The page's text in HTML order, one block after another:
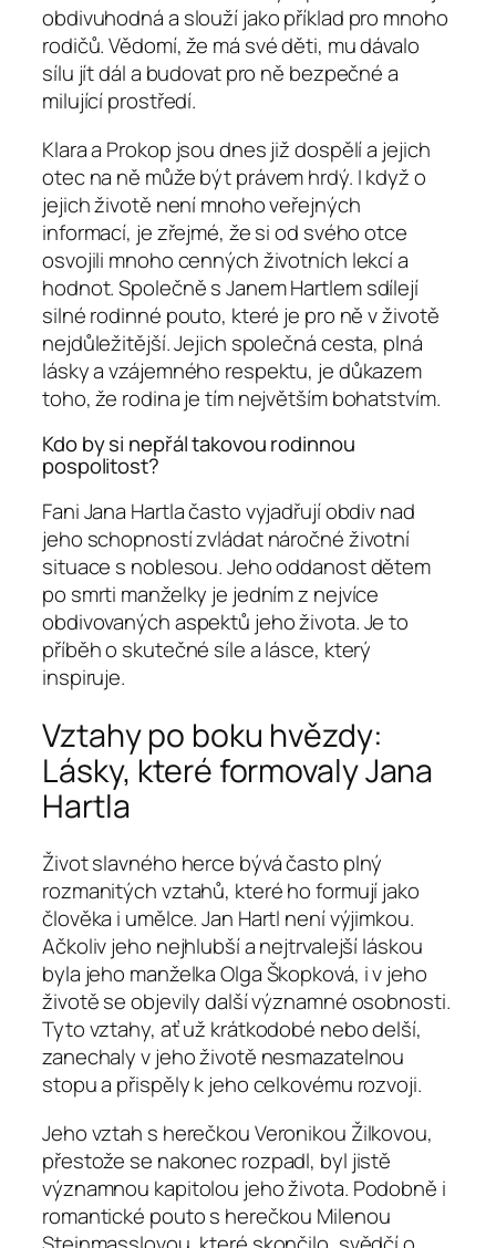
obdivuhodná a slouží jako příklad pro mnoho
rodičů. Vědomí, že má své děti, mu dávalo
sílu jít dál a budovat pro ně bezpečné a
milující prostředí.
Klara a Prokop jsou dnes již dospělí a jejich
otec na ně může být právem hrdý. I když o
jejich životě není mnoho veřejných
informací, je zřejmé, že si od svého otce
osvojili mnoho cenných životních lekcí a
hodnot. Společně s Janem Hartlem sdílejí
silné rodinné pouto, které je pro ně v životě
nejdůležitější. Jejich společná cesta, plná
lásky a vzájemného respektu, je důkazem
toho, že rodina je tím největším bohatstvím.
Kdo by si nepřál takovou rodinnou
pospolitost?
Fani Jana Hartla často vyjadřují obdiv nad
jeho schopností zvládat náročné životní
situace s noblesou. Jeho oddanost dětem
po smrti manželky je jedním z nejvíce
obdivovaných aspektů jeho života. Je to
příběh o skutečné síle a lásce, který
inspiruje.
Vztahy po boku hvězdy:
Lásky, které formovaly Jana
Hartla
Život slavného herce bývá často plný
rozmanitých vztahů, které ho formují jako
člověka i umělce. Jan Hartl není výjimkou.
Ačkoliv jeho nejhlubší a nejtrvalejší láskou
byla jeho manželka Olga Škopková, i v jeho
životě se objevily další významné osobnosti.
Tyto vztahy, ať už krátkodobé nebo delší,
zanechaly v jeho životě nesmazatelnou
stopu a přispěly k jeho celkovému rozvoji.
Jeho vztah s herečkou Veronikou Žilkovou,
přestože se nakonec rozpadl, byl jistě
významnou kapitolou jeho života. Podobně i
romantické pouto s herečkou Milenou